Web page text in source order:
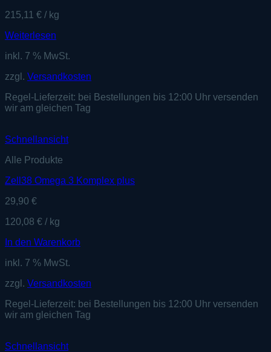
215,11 € / kg
Weiterlesen
inkl. 7 % MwSt.
zzgl. Versandkosten
Regel-Lieferzeit: bei Bestellungen bis 12:00 Uhr versenden
wir am gleichen Tag
Schnellansicht
Alle Produkte
Zell38 Omega 3 Komplex plus
29,90 €
120,08 € / kg
In den Warenkorb
inkl. 7 % MwSt.
zzgl. Versandkosten
Regel-Lieferzeit: bei Bestellungen bis 12:00 Uhr versenden
wir am gleichen Tag
Schnellansicht